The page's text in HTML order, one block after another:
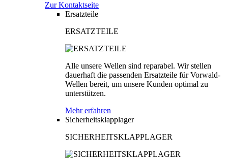
Zur Kontaktseite
Ersatzteile
ERSATZTEILE
Alle unsere Wellen sind reparabel. Wir stellen
dauerhaft die passenden Ersatzteile für Vorwald-
Wellen bereit, um unsere Kunden optimal zu
unterstützen.
Mehr erfahren
Sicherheitsklapplager
SICHERHEITSKLAPPLAGER